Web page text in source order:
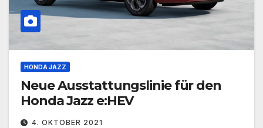
HONDA JAZZ
Neue Ausstattungslinie für den
Honda Jazz e:HEV
4. OKTOBER 2021